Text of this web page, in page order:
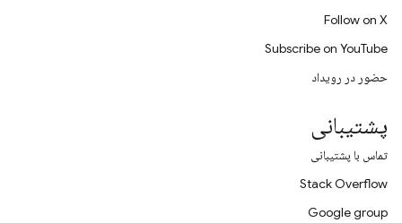
Follow on X
Subscribe on YouTube
حضور در رویداد
پشتیبانی
تماس با پشتیبانی
Stack Overflow
Google group